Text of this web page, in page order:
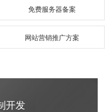
免费服务器备案
网站营销推广方案
开发